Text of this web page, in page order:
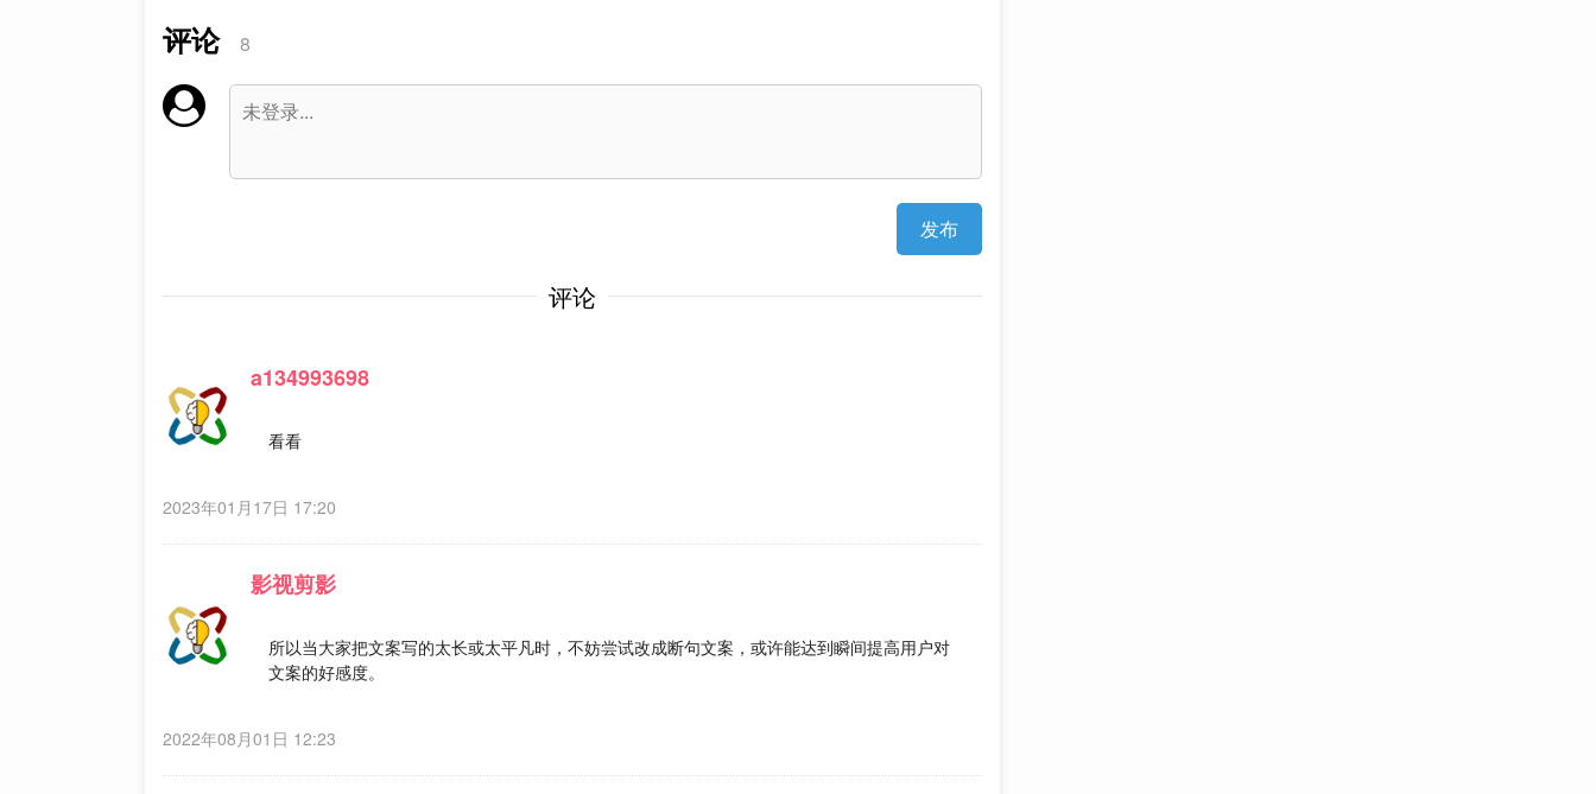
评论 8
发布
评论
a134993698
看看
2023年01月17日 17:20
影视剪影
所以当大家把文案写的太长或太平凡时，不妨尝试改成断句文案，或许能达到瞬间提高用户对
文案的好感度。
2022年08月01日 12:23